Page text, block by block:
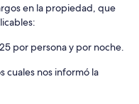
en la propiedad, que
por persona y por noche.
cuales nos informó la